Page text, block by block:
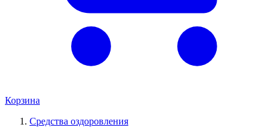
Корзина
Средства оздоровления